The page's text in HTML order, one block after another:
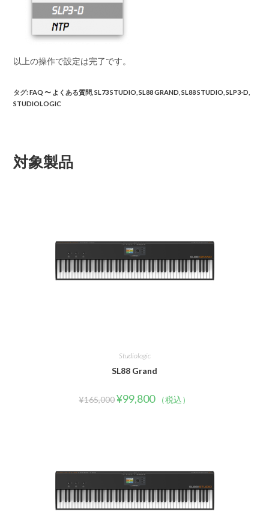
以上の操作で設定は完了です。
タグ:FAQ 〜 よくある質問 SL73 STUDIO SL88 GRAND SL88 STUDIO SLP3-D
STUDIOLOGIC
対象製品
Studiologic
SL88 Grand
¥165,000¥99,800 （税込）